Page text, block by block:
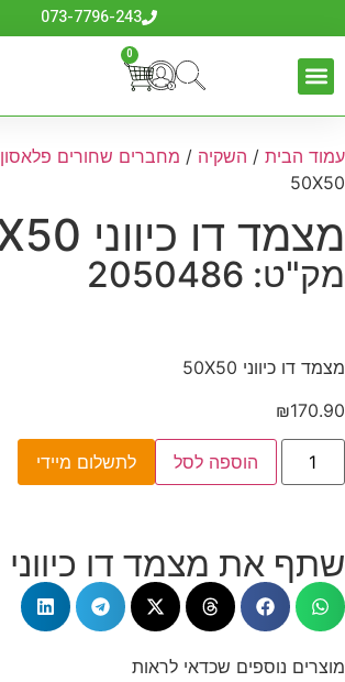
073-7796-243
0
עמוד הבית / השקיה / מחברים שחורים פלאסון
50X50
מצמד דו כיווני 50X50
מק"ט: 2050486
מצמד דו כיווני 50X50
₪170.90
הוספה לסל לתשלום מיידי
שתף את מצמד דו כיווני 50X50
מוצרים נוספים שכדאי לראות